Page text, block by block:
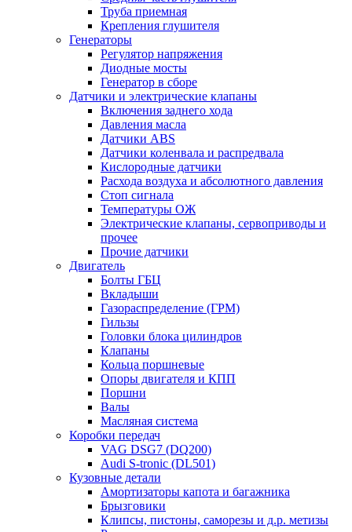
Труба приемная
Крепления глушителя
Генераторы
Регулятор напряжения
Диодные мосты
Генератор в сборе
Датчики и электрические клапаны
Включения заднего хода
Давления масла
Датчики ABS
Датчики коленвала и распредвала
Кислородные датчики
Расхода воздуха и абсолютного давления
Стоп сигнала
Температуры ОЖ
Электрические клапаны, сервоприводы и
прочее
Прочие датчики
Двигатель
Болты ГБЦ
Вкладыши
Газораспределение (ГРМ)
Гильзы
Головки блока цилиндров
Клапаны
Кольца поршневые
Опоры двигателя и КПП
Поршни
Валы
Масляная система
Коробки передач
VAG DSG7 (DQ200)
Audi S-tronic (DL501)
Кузовные детали
Амортизаторы капота и багажника
Брызговики
Клипсы, пистоны, саморезы и д.р. метизы